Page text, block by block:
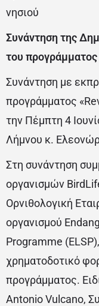
νησιού
Συνάντηση της
του
Συνάντηση με
προγράμματος
την Πέμπτη 4
Λήμνου κ.
Στη συνάντηση
οργανισμών
Ορνιθολογική
οργανισμού
Programme
χρηματοδοτικό
προγράμματος.
Antonio Vulcano,